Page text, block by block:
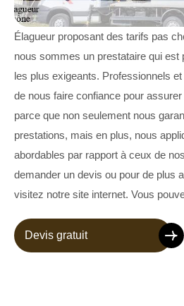
Élagueur proposant des tarifs pas
nous sommes un prestataire qui est
les plus exigeants. Professionnels
de nous faire confiance pour assurer
parce que non seulement nous
prestations, mais en plus, nous
abordables par rapport à ceux de
demander un devis ou pour de plus
visitez notre site internet. Vous
Devis gratuit